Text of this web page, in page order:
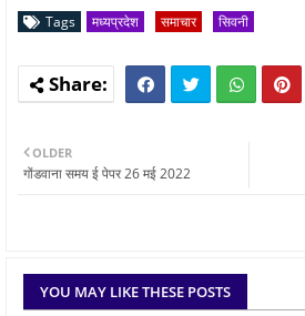
Tags मध्यप्रदेश समाचार सिवनी
OLDER
गोंडवाना समय ई पेपर 26 मई 2022
YOU MAY LIKE THESE POSTS